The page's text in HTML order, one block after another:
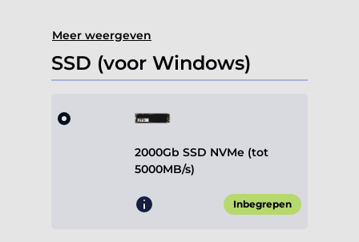
Meer weergeven
SSD (voor Windows)
2000Gb SSD NVMe (tot
5000MB/s)
Inbegrepen